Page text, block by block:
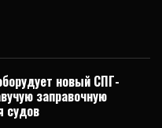
новый СПГ-
заправочную
судов